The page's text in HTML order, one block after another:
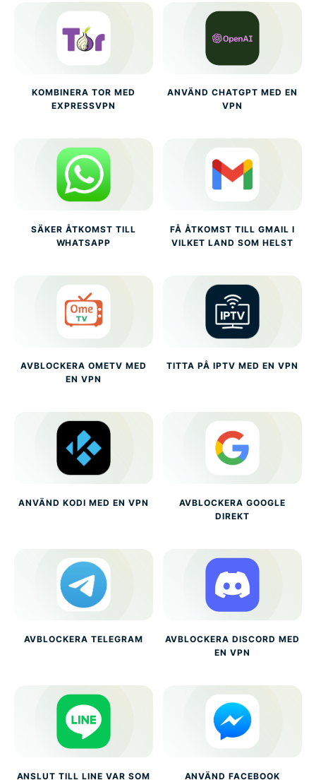
KOMBINERA TOR MED
EXPRESSVPN
ANVÄND CHATGPT MED EN
VPN
SÄKER ÅTKOMST TILL
WHATSAPP
FÅ ÅTKOMST TILL GMAIL I
VILKET LAND SOM HELST
AVBLOCKERA OMETV MED
EN VPN
TITTA PÅ IPTV MED EN VPN
ANVÄND KODI MED EN VPN
AVBLOCKERA GOOGLE
DIREKT
AVBLOCKERA TELEGRAM
AVBLOCKERA DISCORD MED
EN VPN
ANSLUT TILL LINE VAR SOM ANVÄND FACEBOOK